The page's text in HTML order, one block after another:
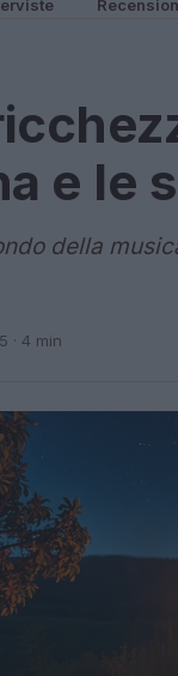
e le
della
· 4 min